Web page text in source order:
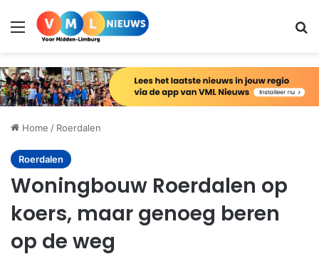
Menu
Home / Roerdalen
Roerdalen
Woningbouw Roerdalen op
koers, maar genoeg beren
op de weg